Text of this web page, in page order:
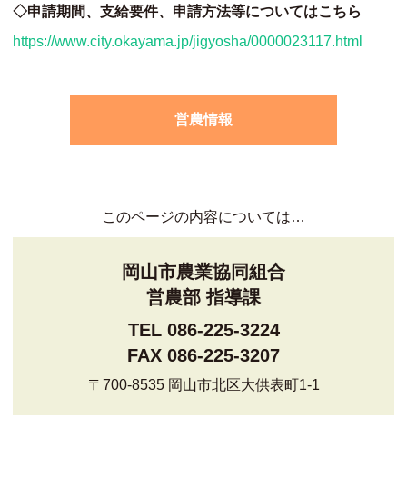
◇申請期間、支給要件、申請方法等についてはこちら
https://www.city.okayama.jp/jigyosha/0000023117.html
営農情報
このページの内容については…
岡山市農業協同組合
営農部 指導課
TEL 086-225-3224
FAX 086-225-3207
〒700-8535 岡山市北区大供表町1-1